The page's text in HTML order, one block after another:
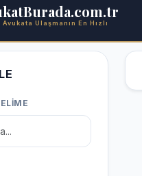
Avukata Ulaşmanın En Hızlı